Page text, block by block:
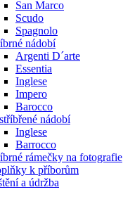
San Marco
Scudo
Spagnolo
nádobí
Argenti D´arte
Essentia
Inglese
Impero
Barocco
nádobí
Inglese
Barrocco
rámečky na fotografie
k příborům
a údržba